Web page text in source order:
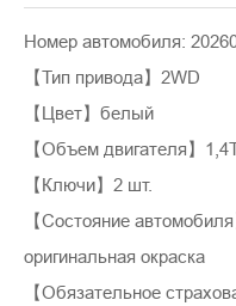
Номер автомобиля:
【Тип привода】2WD
【Цвет】белый
【Объем двигателя】
【Ключи】2 шт.
【Состояние
оригинальная окраска
【Обязательное